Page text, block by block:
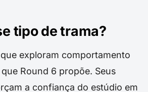
tipo de trama?
exploram comportamento
Round 6 propõe. Seus
a confiança do estúdio em